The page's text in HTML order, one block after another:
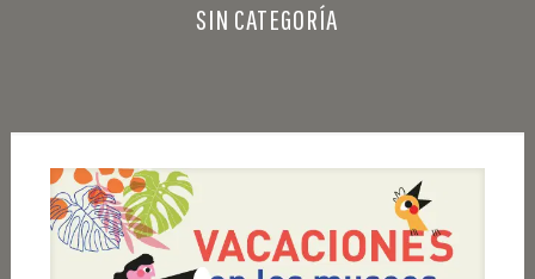
NATURALEZA Y ARQUEOLOGÍA
CENTRO DE DOCUMENTACIÓN DE CANARIAS Y AMÉRICA
CUEVA DEL VIENTO
SIN CATEGORÍA